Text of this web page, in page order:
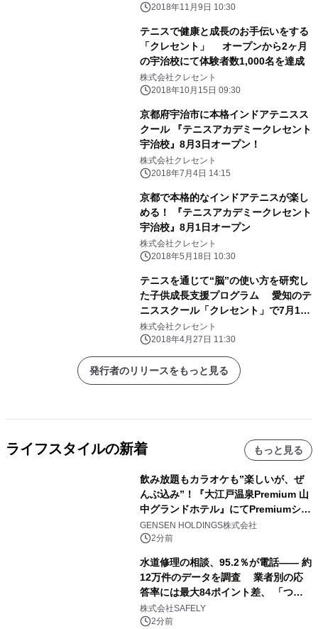
2018年11月9日 10:30
テニスで健康と成長のお手伝いをする
「クレセント」 オープンから2ヶ月
の宇治校にて体験者数1,000名を達成
株式会社クレセント
2018年10月15日 09:30
京都府宇治市に本格インドアテニスス
クール 『テニスアカデミークレセント
宇治校』8月3日オープン！
株式会社クレセント
2018年7月4日 14:15
京都で本格的なインドアテニスが楽し
める！ 『テニスアカデミークレセント
宇治校』8月1日オープン
株式会社クレセント
2018年5月18日 10:30
テニスを通じて“脳”の使い方を研究し
た子供成長支援プログラム 愛知のテ
ニススクール「クレセント」で7月1日
から導入
株式会社クレセント
2018年4月27日 11:30
発行者のリリースをもっと見る
ライフスタイルの新着 もっと見る
飲み放題もカラオケも”楽しいが、ぜ
んぶ込み”！『大江戸温泉Premium 山
中グランドホテル』にてPremiumシリ
ーズ初のオールインクルーシブ導入
GENSEN HOLDINGS株式会社
2分前
水道修理の相談、95.2％が電話―― 約
12万件のデータを調査 業者別の応
答率には最大84ポイント差、 「つな
がりやすさ」も選定基準に
株式会社SAFELY
2分前